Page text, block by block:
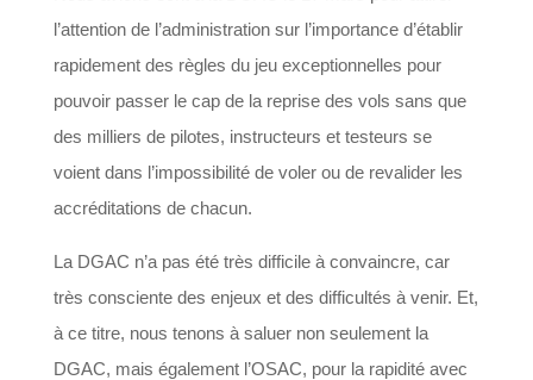
l’attention de l’administration sur l’importance d’établir
rapidement des règles du jeu exceptionnelles pour
pouvoir passer le cap de la reprise des vols sans que
des milliers de pilotes, instructeurs et testeurs se
voient dans l’impossibilité de voler ou de revalider les
accréditations de chacun.
La DGAC n’a pas été très difficile à convaincre, car
très consciente des enjeux et des difficultés à venir. Et,
à ce titre, nous tenons à saluer non seulement la
DGAC, mais également l’OSAC, pour la rapidité avec